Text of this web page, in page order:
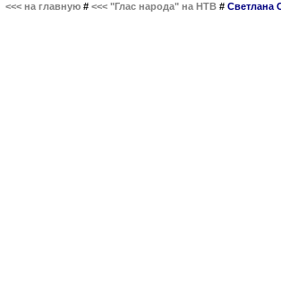
<<< на главную # <<< "Глас народа" на НТВ # Светлана